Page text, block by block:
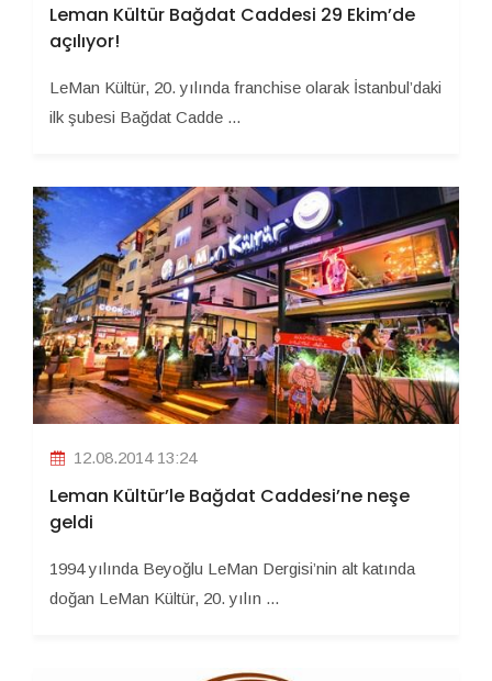
Leman Kültür Bağdat Caddesi 29 Ekim’de
açılıyor!
LeMan Kültür, 20. yılında franchise olarak İstanbul’daki
ilk şubesi Bağdat Cadde ...
12.08.2014 13:24
Leman Kültür’le Bağdat Caddesi’ne neşe
geldi
1994 yılında Beyoğlu LeMan Dergisi’nin alt katında
doğan LeMan Kültür, 20. yılın ...